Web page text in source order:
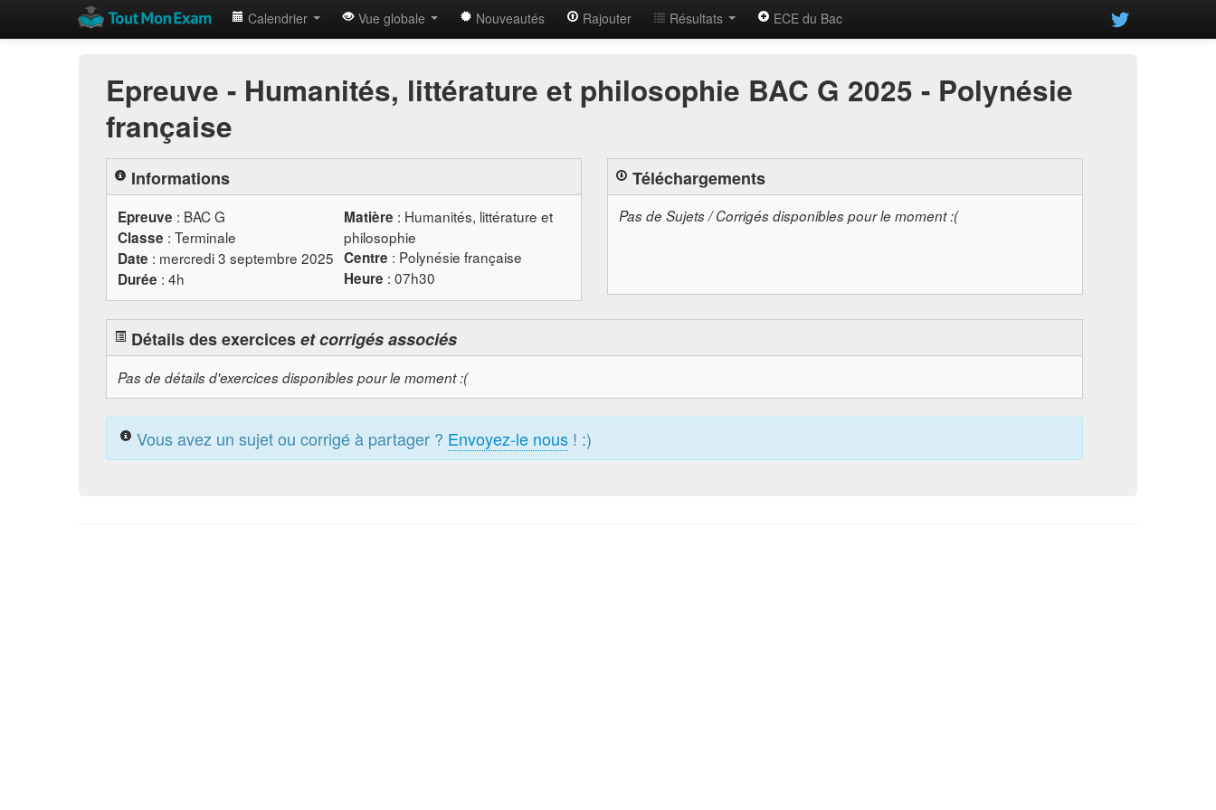
Calendrier Vue globale Nouveautés Rajouter Résultats ECE du Bac
Epreuve - Humanités, littérature et philosophie BAC G 2025 - Polynésie
française
Informations
Epreuve : BACG Matière : Humanités, littérature et
philosophie
Classe : Terminale
Centre : Polynésie française
Date : mercredi 3 septembre 2025
Heure : 07h30
Durée : 4h
Téléchargements
Pas de Sujets / Corrigés disponibles pour le moment :(
Détails des exerciceset corrigés associés
Pas de détails d'exercices disponibles pour le moment :(
Vous avez un sujet ou corrigé à partager ? Envoyez-le nous ! :)